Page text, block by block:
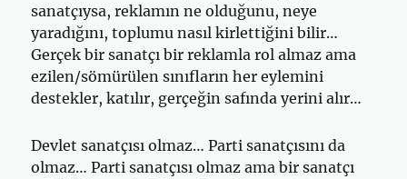
sanatçıysa, reklamın ne olduğunu, neye
yaradığını, toplumu nasıl kirlettiğini bilir…
Gerçek bir sanatçı bir reklamla rol almaz ama
ezilen/sömürülen sınıfların her eylemini
destekler, katılır, gerçeğin safında yerini alır…
Devlet sanatçısı olmaz… Parti sanatçısını da
olmaz… Parti sanatçısı olmaz ama bir sanatçı